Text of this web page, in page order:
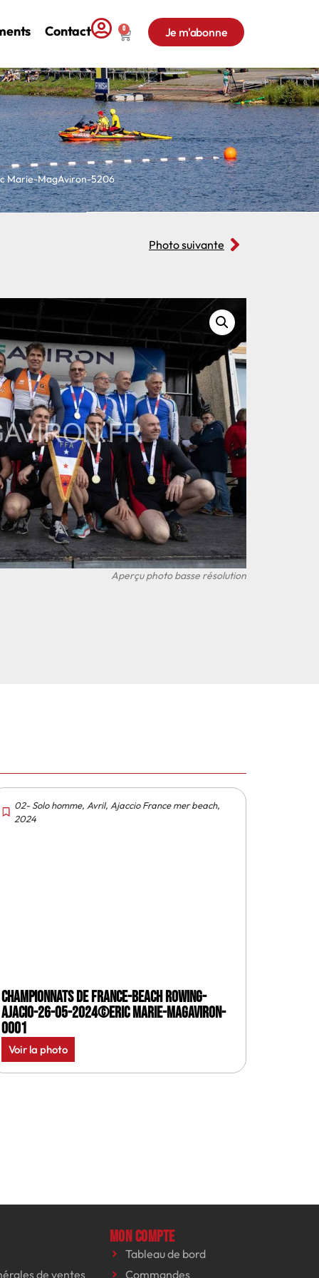
Contact 0 Je m'abonne
Marie-MagAviron-5206
Photo suivante
02- Solo homme, Avril, Ajaccio France mer beach,
2024
Championnats de France-Beach rowing-
Ajacio-26-05-2024©Eric Marie-MagAviron-
0001
Voir la photo
de ventes
Mon compte
Tableau de bord
Commandes